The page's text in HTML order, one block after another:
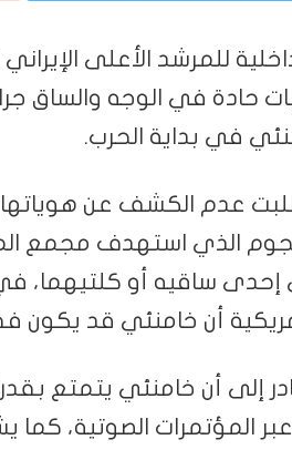
للمرشد الأعلى
حادة في الوجه والساق
في بداية الحرب.
رويترز عن 3 مصادر -طلبت عدم الكشف عن
الذي استهدف مجمع
إحدى ساقيه أو كلتيهما،
أمريكية أن خامنئي قد
إلى أن خامنئي يتمتع
المؤتمرات الصوتية، كما